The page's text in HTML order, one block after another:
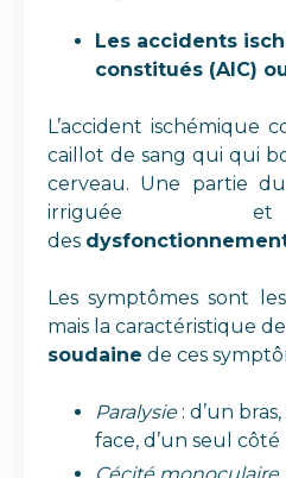
Les accidents
constitués (AIC)
L’accident ischémique
caillot de sang qui qui
cerveau. Une partie
irriguée
des
Les symptômes sont
mais la caractéristique de
soudaine de ces
Paralysie : d’un
face, d’un seul côté